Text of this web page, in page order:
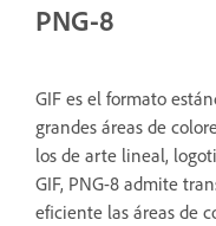
PNG-8
GIF es el formato
grandes áreas de
los de arte lineal,
GIF, PNG-8 admite
eficiente las áreas de